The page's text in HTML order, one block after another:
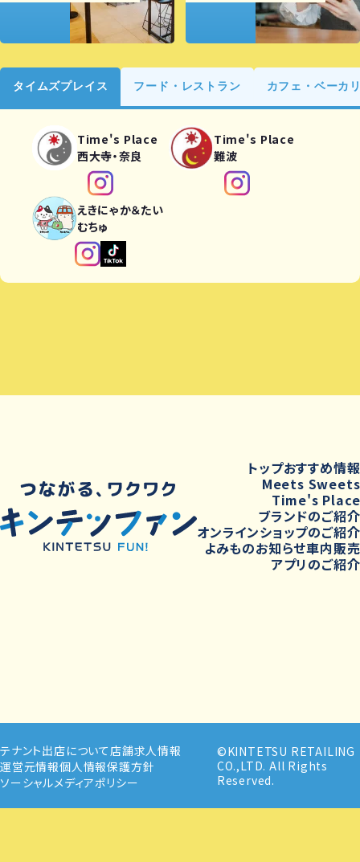
タイムズプレイス フード・レストラン カフェ・ベーカ
Time's Place
西大寺・奈良
Time's Place
難波
えきにゃか＆たい
むちゅ
トップおすすめ情報
Meets Sweets
Time's Place
ブランドのご紹介
オンラインショップのご紹介
よみものお知らせ車内販売
アプリのご紹介
テナント出店について店舗求人情報
運営元情報個人情報保護方針
ソーシャルメディアポリシー
©KINTETSU RETAILING
CO.,LTD. All Rights
Reserved.